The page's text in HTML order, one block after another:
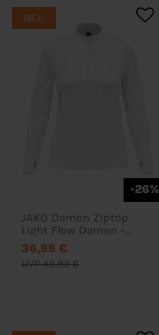
-26%
NEU
JAKO Damen Ziptop
Light Flow Damen -
8676D
UVP 49,99 €
36,99 €